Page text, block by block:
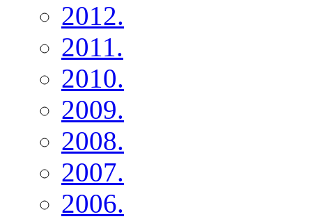
2012.
2011.
2010.
2009.
2008.
2007.
2006.